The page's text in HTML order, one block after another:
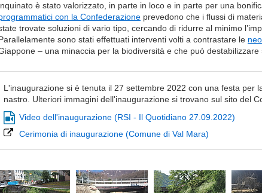
è stato valorizzato, in parte in loco e in parte per una
con la Confederazione prevedono che i flussi di
trovate soluzioni di vario tipo, cercando di ridurre al minimo
sono stati effettuati interventi volti a contrastare le
– una minaccia per la biodiversità e che può destabilizzare
L'inaugurazione si è tenuta il 27 settembre 2022 con una festa per
nastro. Ulteriori immagini dell'inaugurazione si trovano sul sito del
Video dell'inaugurazione (RSI - Il Quotidiano 27.09.2022)
Cerimonia di inaugurazione (Comune di Val Mara)